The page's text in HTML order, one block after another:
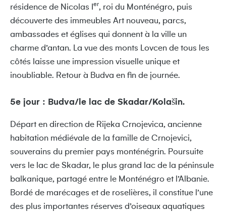
résidence de Nicolas I
er, roi du Monténégro, puis
découverte des immeubles Art nouveau, parcs,
ambassades et églises qui donnent à la ville un
charme d’antan. La vue des monts Lovcen de tous les
côtés laisse une impression visuelle unique et
inoubliable. Retour à Budva en fin de journée.
5e jour : Budva/le lac de Skadar/Kolašin.
Départ en direction de Rijeka Crnojevica, ancienne
habitation médiévale de la famille de Crnojevici,
souverains du premier pays monténégrin. Poursuite
vers le lac de Skadar, le plus grand lac de la péninsule
balkanique, partagé entre le Monténégro et l’Albanie.
Bordé de marécages et de roselières, il constitue l’une
des plus importantes réserves d’oiseaux aquatiques